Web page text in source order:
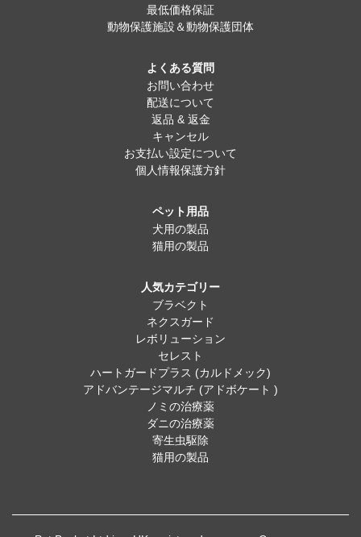
最低価格保証
動物保護施設＆動物保護団体
よくある質問
お問い合わせ
配送について
返品 & 返金
キャンセル
お支払い設定について
個人情報保護方針
ペット用品
犬用の製品
猫用の製品
人気カテゴリー
ブラベクト
ネクスガード
レボリューション
セレスト
ハートガードプラス (カルドメック)
アドバンテージマルチ (アドボケート )
ノミの治療薬
ダニの治療薬
寄生虫駆除
猫用の製品